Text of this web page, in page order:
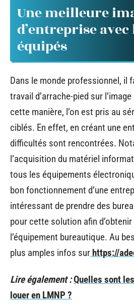
Une meilleure
d’entreprise
équipés
Dans le monde professionnel, il
travail d’arrache-pied sur
cette manière, l’on est pris au
ciblés. En effet, en créant une
difficultés sont rencontrées.
l’acquisition du matériel
tous les équipements
bon fonctionnement d’une
intéressant de prendre des
pour cette solution afin
l’équipement bureautique. Au
plus amples infos sur https://
Lire également :Quelles sont
louer en LMNP ?